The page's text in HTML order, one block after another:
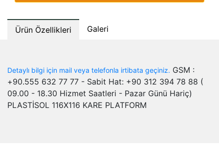
Ürün Özellikleri Galeri
Detaylı bilgi için mail veya telefonla irtibata geçiniz. GSM :
+90.555 632 77 77 - Sabit Hat: +90 312 394 78 88 (
09.00 - 18.30 Hizmet Saatleri - Pazar Günü Hariç)
PLASTİSOL 116X116 KARE PLATFORM